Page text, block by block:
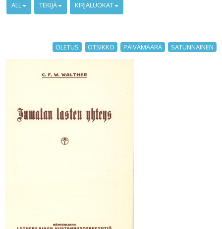
ALL TEKIJÄ KIRJALUOKAT
OLETUS OTSIKKO PÄIVÄMÄÄRÄ SATUNNAINEN